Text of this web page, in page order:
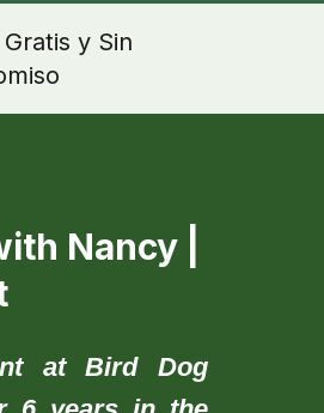
y Sin
Nancy |
at Bird Dog